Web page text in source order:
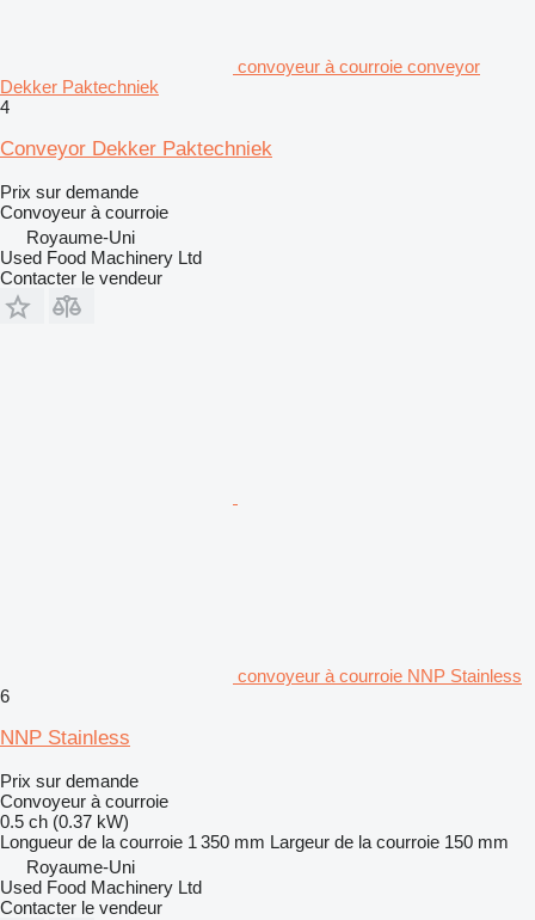
convoyeur à courroie conveyor
Dekker Paktechniek
4
Conveyor Dekker Paktechniek
Prix sur demande
Convoyeur à courroie
Royaume-Uni
Used Food Machinery Ltd
Contacter le vendeur
convoyeur à courroie NNP Stainless
6
NNP Stainless
Prix sur demande
Convoyeur à courroie
0.5 ch (0.37 kW)
Longueur de la courroie 1 350 mm Largeur de la courroie 150 mm
Royaume-Uni
Used Food Machinery Ltd
Contacter le vendeur